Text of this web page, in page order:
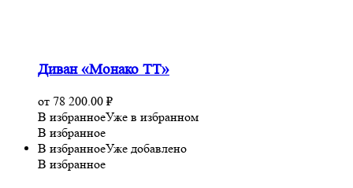
Диван «Монако ТТ»
от 78 200.00 ₽
В избранноеУже в избранном
В избранное
В избранноеУже добавлено
В избранное